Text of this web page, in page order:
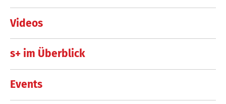
Videos
s+ im Überblick
Events